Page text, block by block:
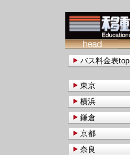
バス料金表top
東京
横浜
鎌倉
京都
奈良